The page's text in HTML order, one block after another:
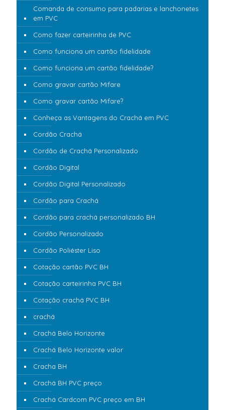
Comanda de consumo para padarias e lanchonetes
em PVC
Como fazer carteirinha de PVC
Como funciona um cartão fidelidade
Como funciona um cartão fidelidade?
Como gravar cartão Mifare
Como gravar cartão Mifare?
Conheça as Vantagens do Crachá em PVC
Cordão Crachá
Cordão de Crachá Personalizado
Cordão Digital
Cordão Digital Personalizado
Cordão para Crachá
Cordão para crachá personalizado BH
Cordão Personalizado
Cordão Poliéster Liso
Cotação cartão PVC BH
Cotação carteirinha PVC BH
Cotação crachá PVC BH
crachá
Crachá Belo Horizonte
Crachá Belo Horizonte valor
Cracha BH
Crachá BH PVC preço
Crachá Cardcom PVC preço em BH